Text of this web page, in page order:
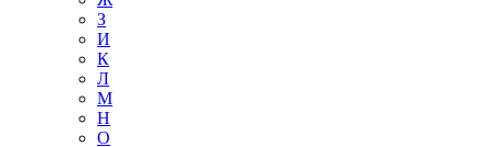
З
И
К
Л
М
Н
О